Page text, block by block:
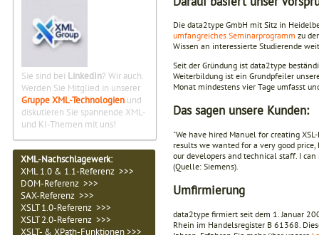
Sie sind bei LinkedIn? Wir auch.
Werden Sie Mitglied in unserer
Gruppe XML-Technologien und
diskutieren Sie spannende XML-
und KI-Themen mit uns!
XML-Nachschlagewerk:
XML 1.0 & 1.1-Referenz >>>
DOM-Referenz >>>
SAX-Referenz >>>
XSLT 1.0-Referenz >>>
XSLT 2.0-Referenz >>>
XSLT- & XPath-Funktionen >>>
Die data2type GmbH mit Sitz in
umfangreiches Seminarprogramm zu
Wissen an interessierte Studierende
Seit der Gründung ist data2type
Weiterbildung ist ein Grundpfeiler
Monat mindestens vier Tage umfasst
Das sagen unsere Kunden:
"We have hired Manuel for creating
results we wanted for a very good
our developers and technical staff. I
(Quelle: Siemens).
Umfirmierung
data2type firmiert seit dem 1. Januar
Rhein im Handelsregister B 61368.